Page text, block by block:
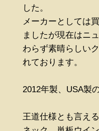
した。
メーカーとしては
ましたが現在はニ
わらず素晴らしい
れております。
2012年製、USA製
王道仕様とも言え